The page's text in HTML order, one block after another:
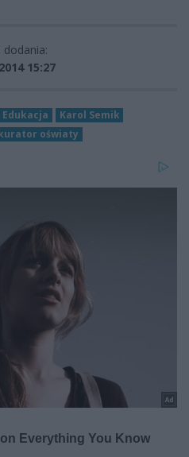
dodania:
15:27
Edukacja
Karol Semik
oświaty